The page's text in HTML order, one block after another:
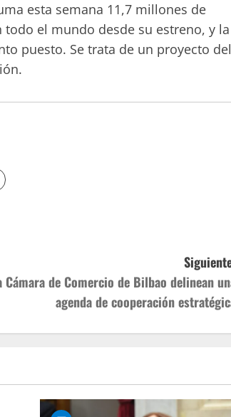
esta semana 11,7 millones de
el mundo desde su estreno, y la
puesto. Se trata de un proyecto del
Cámara de Comercio de Bilbao delinean
agenda de cooperación